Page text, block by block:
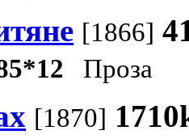
[1866]
Проза
[1870]